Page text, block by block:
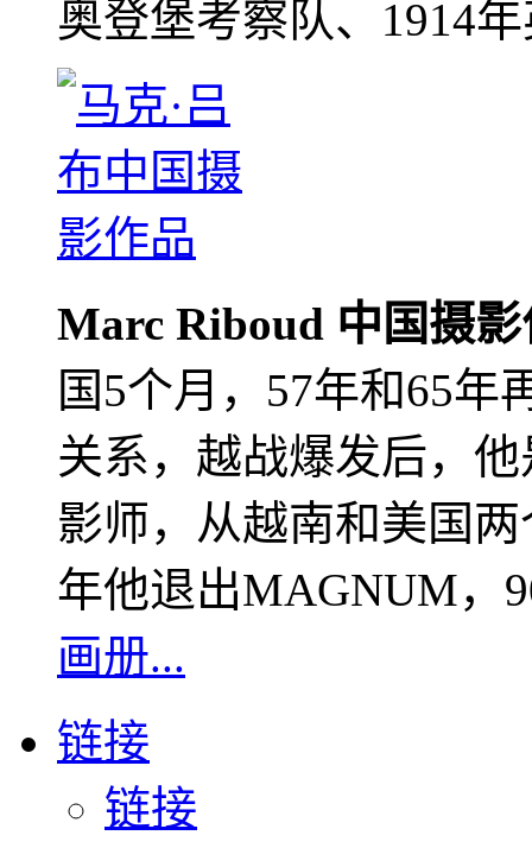
奥登堡考察队、1914
Marc Riboud 中国摄
国5个月，57年和65年
关系，越战爆发后，
影师，从越南和美国
年他退出MAGNUM，
画册...
链接
链接